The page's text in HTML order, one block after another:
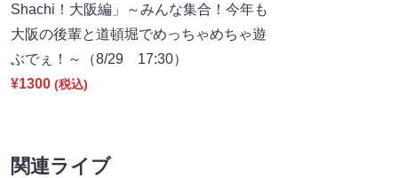
Shachi！大阪編」～みんな集合！今年も
大阪の後輩と道頓堀でめっちゃめちゃ遊
ぶでぇ！～（8/29 17:30）
¥1300 (税込)
関連ライブ